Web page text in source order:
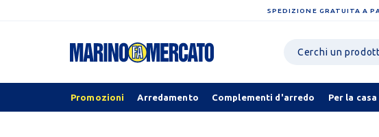
SPEDIZIONE GRATUITA A
Promozioni Arredamento Complementi d'arredo Per la casa